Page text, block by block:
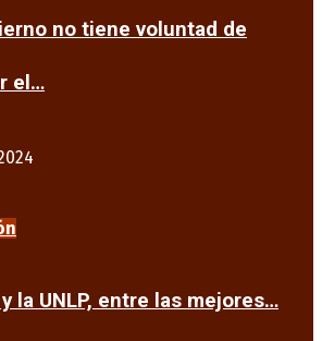
no tiene voluntad de
el…
y la UNLP, entre las mejores…